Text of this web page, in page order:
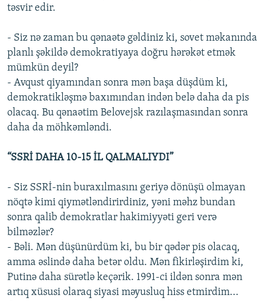
təsvir edir.
- Siz nə zaman bu qənaətə gəldiniz ki, sovet məkanında
planlı şəkildə demokratiyaya doğru hərəkət etmək
mümkün deyil?
- Avqust qiyamından sonra mən başa düşdüm ki,
demokratikləşmə baxımından indən belə daha da pis
olacaq. Bu qənaətim Belovejsk razılaşmasından sonra
daha da möhkəmləndi.
“SSRİ DAHA 10-15 İL QALMALIYDI”
- Siz SSRİ-nin buraxılmasını geriyə dönüşü olmayan
nöqtə kimi qiymətləndirirdiniz, yəni məhz bundan
sonra qalib demokratlar hakimiyyəti geri verə
bilməzlər?
- Bəli. Mən düşünürdüm ki, bu bir qədər pis olacaq,
amma əslində daha betər oldu. Mən fikirləşirdim ki,
Putinə daha sürətlə keçərik. 1991-ci ildən sonra mən
artıq xüsusi olaraq siyasi məyusluq hiss etmirdim...